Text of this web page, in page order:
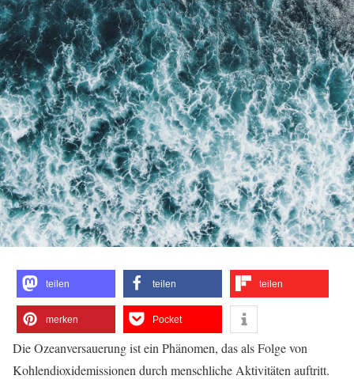
teilen teilen teilen
merken Pocket
Die Ozeanversauerung ist ein Phänomen, das als Folge von
Kohlendioxidemissionen durch menschliche Aktivitäten auftritt.